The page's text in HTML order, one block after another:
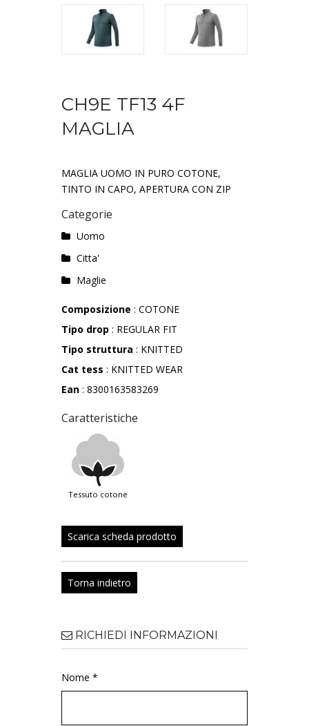
CH9E TF13 4F
MAGLIA
MAGLIA UOMO IN PURO COTONE,
TINTO IN CAPO, APERTURA CON ZIP
Categorie
Uomo
Citta'
Maglie
Composizione : COTONE
Tipo drop : REGULAR FIT
Tipo struttura : KNITTED
Cat tess : KNITTED WEAR
Ean : 8300163583269
Caratteristiche
tessuto cotone
Scarica scheda prodotto
Torna indietro
RICHIEDI INFORMAZIONI
Nome *